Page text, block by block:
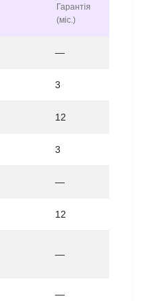
Гарантія
(міс.)
—
3
12
3
—
12
—
—